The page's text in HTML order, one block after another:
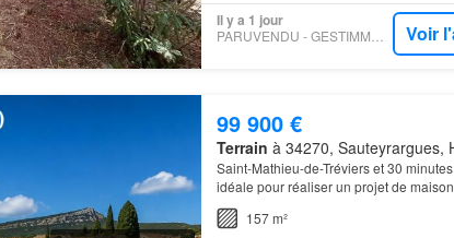
Il y a 1 jour
Voir
99 900 €
Terrain à 34270, Sauteyrargues,
Saint-Mathieu-de-Tréviers et 30
idéale pour réaliser un projet de
157 m²